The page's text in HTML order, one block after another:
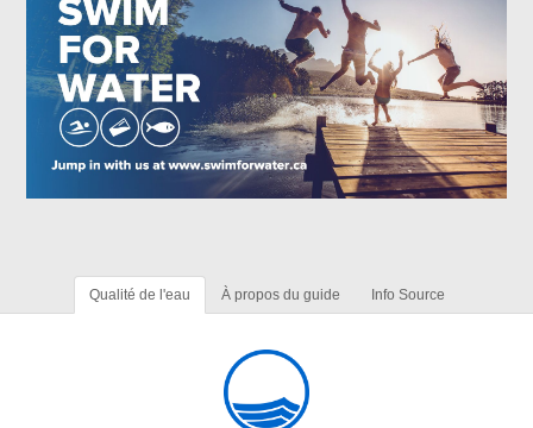
Qualité de l'eau À propos du guide Info Source